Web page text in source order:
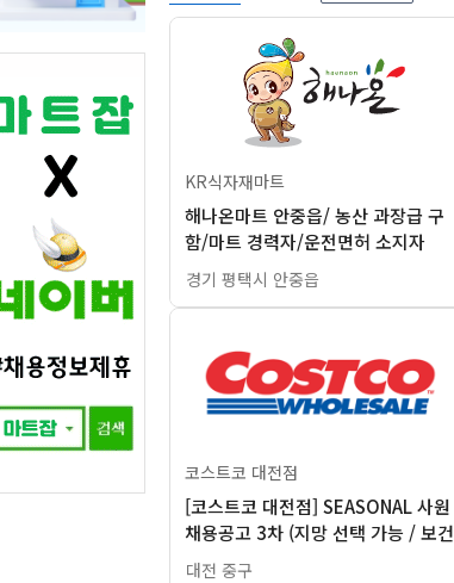
KR식자재마트
해나온마트 안중읍/ 농산 과장급 구
함/마트 경력자/운전면허 소지자
경기 평택시 안중읍
코스트코 대전점
[코스트코 대전점] SEASONAL 사원
채용공고 3차 (지망 선택 가능 / 보건
증 필수)
대전 중구